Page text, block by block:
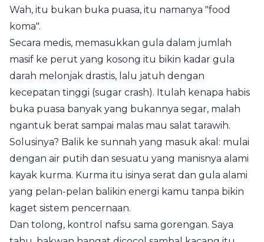
Wah, itu bukan buka puasa, itu namanya "food
koma".
Secara medis, memasukkan gula dalam jumlah
masif ke perut yang kosong itu bikin kadar gula
darah melonjak drastis, lalu jatuh dengan
kecepatan tinggi (sugar crash). Itulah kenapa habis
buka puasa banyak yang bukannya segar, malah
ngantuk berat sampai malas mau salat tarawih.
Solusinya? Balik ke sunnah yang masuk akal: mulai
dengan air putih dan sesuatu yang manisnya alami
kayak kurma. Kurma itu isinya serat dan gula alami
yang pelan-pelan balikin energi kamu tanpa bikin
kaget sistem pencernaan.
Dan tolong, kontrol nafsu sama gorengan. Saya